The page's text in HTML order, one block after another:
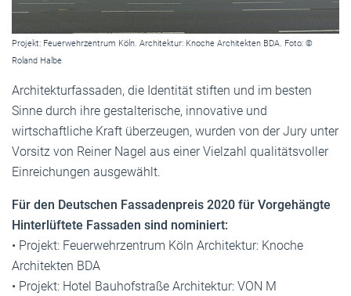
Projekt: Feuerwehrzentrum Köln. Architektur: Knoche Architekten BDA. Foto: ©
Roland Halbe
Architekturfassaden, die Identität stiften und im besten
Sinne durch ihre gestalterische, innovative und
wirtschaftliche Kraft überzeugen, wurden von der Jury unter
Vorsitz von Reiner Nagel aus einer Vielzahl qualitätsvoller
Einreichungen ausgewählt.
Für den Deutschen Fassadenpreis 2020 für Vorgehängte
Hinterlüftete Fassaden sind nominiert:
• Projekt: Feuerwehrzentrum Köln Architektur: Knoche
Architekten BDA
• Projekt: Hotel Bauhofstraße Architektur: VON M